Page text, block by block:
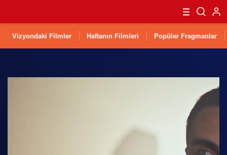
Vizyondaki Filmler Haftanın Filmleri Popüler Fragmanlar